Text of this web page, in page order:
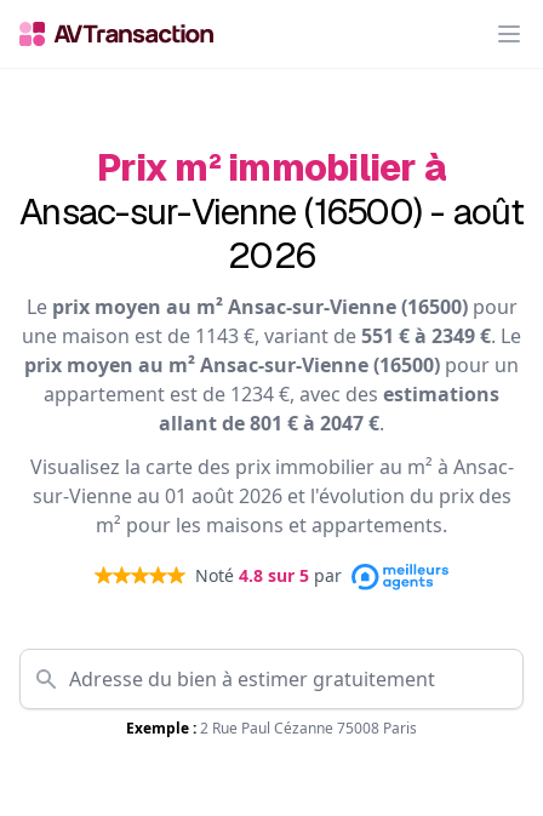
Prix m² immobilier à
Ansac-sur-Vienne (16500) - août
2026
Le prix moyen au m² Ansac-sur-Vienne (16500)pour
une maison est de 1143 €, variant de551 € à 2349 €. Le
prix moyen au m² Ansac-sur-Vienne (16500) pour un
appartement est de 1234 €, avec des estimations
allant de 801 € à 2047 €.
Visualisez la carte des prix immobilier au m² à Ansac-
sur-Vienne au 01 août 2026 et l'évolution du prix des
m² pour les maisons et appartements.
Noté 4.8 sur 5 par
Exemple :2 Rue Paul Cézanne 75008 Paris